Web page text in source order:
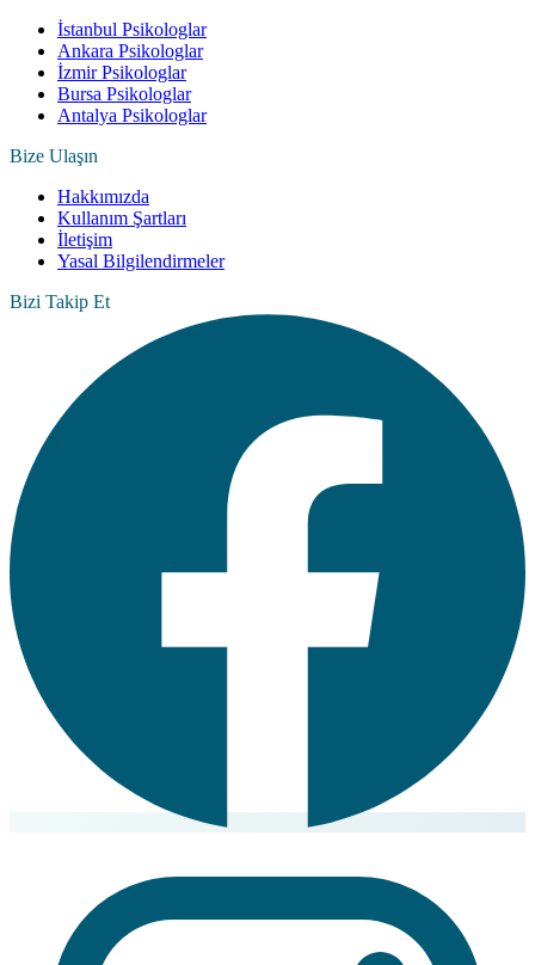
İstanbul Psikologlar
Ankara Psikologlar
İzmir Psikologlar
Bursa Psikologlar
Antalya Psikologlar
Bize Ulaşın
Hakkımızda
Kullanım Şartları
İletişim
Yasal Bilgilendirmeler
Bizi Takip Et